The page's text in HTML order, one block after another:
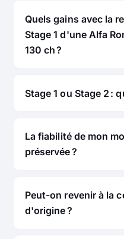
Quels gains avec la
Stage 1 d'une Alfa
130 ch ?
Stage 1 ou Stage 2 :
La fiabilité de mon
préservée ?
Peut-on revenir à la
d'origine ?